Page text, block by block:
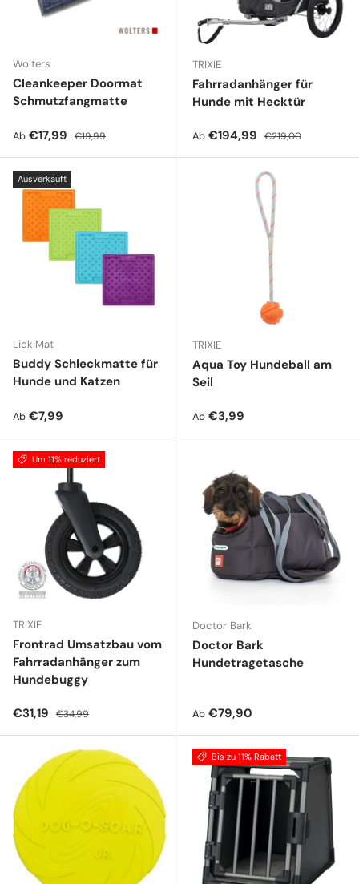
Wolters
Cleankeeper Doormat
Schmutzfangmatte
Verkaufspreis
Ab €17,99 Normaler Preis
€19,99
TRIXIE
Fahrradanhänger für
Hunde mit Hecktür
Verkaufspreis
Ab €194,99 Normaler Preis
€219,00
Ausverkauft
LickiMat
Buddy Schleckmatte für
Hunde und Katzen
Normaler Preis
Ab €7,99
TRIXIE
Aqua Toy Hundeball am
Seil
Normaler Preis
Ab €3,99
Um 11% reduziert
TRIXIE
Frontrad Umsatzbau vom
Fahrradanhänger zum
Hundebuggy
Verkaufspreis
€31,19 Normaler Preis
€34,99
Doctor Bark
Doctor Bark
Hundetragetasche
Normaler Preis
Ab €79,90
Bis zu 11% Rabatt